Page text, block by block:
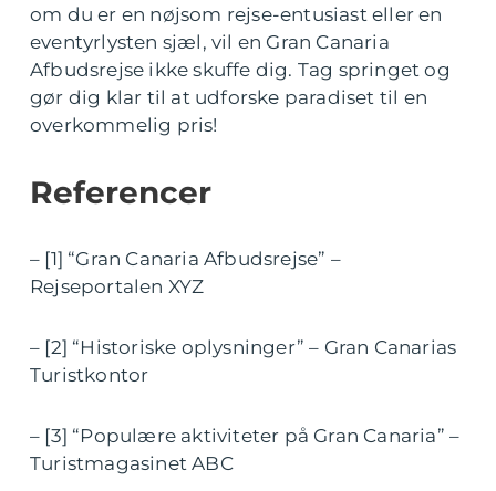
om du er en nøjsom rejse-entusiast eller en
eventyrlysten sjæl, vil en Gran Canaria
Afbudsrejse ikke skuffe dig. Tag springet og
gør dig klar til at udforske paradiset til en
overkommelig pris!
Referencer
– [1] “Gran Canaria Afbudsrejse” –
Rejseportalen XYZ
– [2] “Historiske oplysninger” – Gran Canarias
Turistkontor
– [3] “Populære aktiviteter på Gran Canaria” –
Turistmagasinet ABC